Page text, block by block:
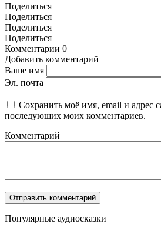
Поделиться
Поделиться
Поделиться
Поделиться
Комментарии 0
Добавить комментарий
Ваше имя
Эл. почта
Сохранить моё имя, email и адрес
последующих моих комментариев.
Комментарий
Популярные аудиосказки